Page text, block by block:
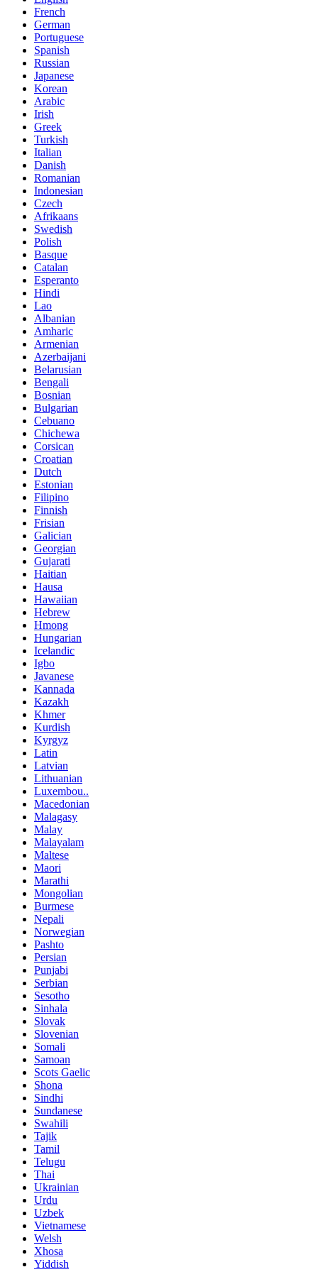
French
German
Portuguese
Spanish
Russian
Japanese
Korean
Arabic
Irish
Greek
Turkish
Italian
Danish
Romanian
Indonesian
Czech
Afrikaans
Swedish
Polish
Basque
Catalan
Esperanto
Hindi
Lao
Albanian
Amharic
Armenian
Azerbaijani
Belarusian
Bengali
Bosnian
Bulgarian
Cebuano
Chichewa
Corsican
Croatian
Dutch
Estonian
Filipino
Finnish
Frisian
Galician
Georgian
Gujarati
Haitian
Hausa
Hawaiian
Hebrew
Hmong
Hungarian
Icelandic
Igbo
Javanese
Kannada
Kazakh
Khmer
Kurdish
Kyrgyz
Latin
Latvian
Lithuanian
Luxembou..
Macedonian
Malagasy
Malay
Malayalam
Maltese
Maori
Marathi
Mongolian
Burmese
Nepali
Norwegian
Pashto
Persian
Punjabi
Serbian
Sesotho
Sinhala
Slovak
Slovenian
Somali
Samoan
Scots Gaelic
Shona
Sindhi
Sundanese
Swahili
Tajik
Tamil
Telugu
Thai
Ukrainian
Urdu
Uzbek
Vietnamese
Welsh
Xhosa
Yiddish